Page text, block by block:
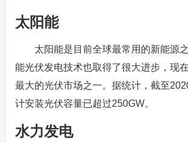
太阳能
太阳能是目前全球最常用的新能源
能光伏发电技术也取得了很大进步，现
最大的光伏市场之一。据统计，截至
计安装光伏容量已超过250GW。
水力发电